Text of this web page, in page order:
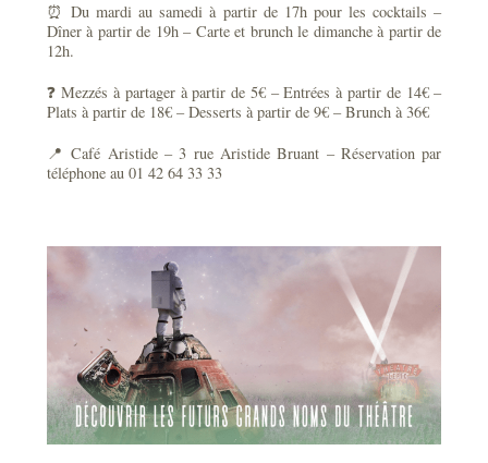
⏰ Du mardi au samedi à partir de 17h pour les cocktails –
Dîner à partir de 19h – Carte et brunch le dimanche à partir de
12h.
❓ Mezzés à partager à partir de 5€ – Entrées à partir de 14€ –
Plats à partir de 18€ – Desserts à partir de 9€ – Brunch à 36€
📍 Café Aristide – 3 rue Aristide Bruant – Réservation par
téléphone au 01 42 64 33 33